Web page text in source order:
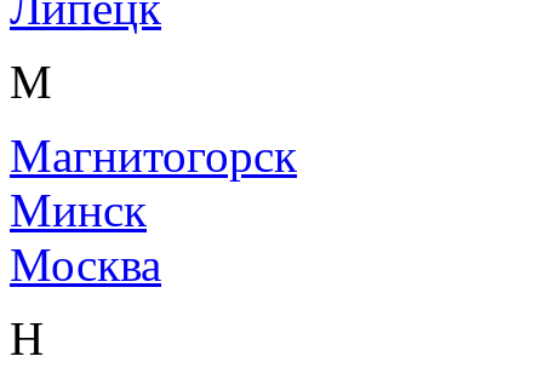
М
Магнитогорск
Минск
Москва
Н